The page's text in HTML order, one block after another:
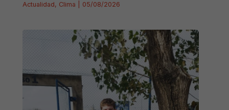
Actualidad, Clima 05/08/2026